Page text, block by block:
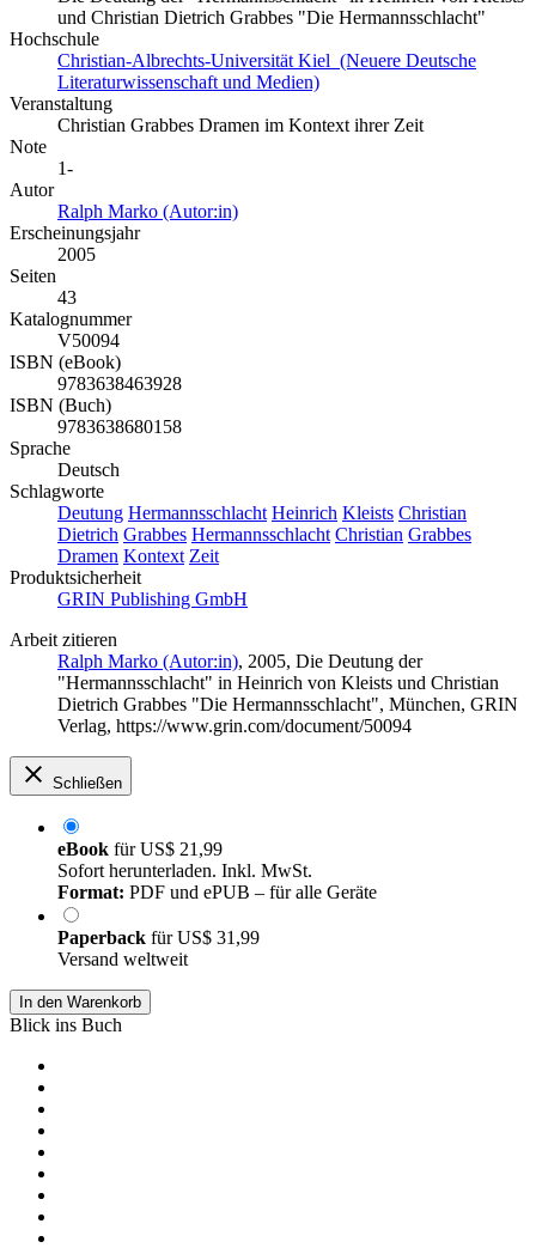
und Christian Dietrich Grabbes "Die Hermannsschlacht"
Hochschule
Christian-Albrechts-Universität Kiel (Neuere Deutsche
Literaturwissenschaft und Medien)
Veranstaltung
Christian Grabbes Dramen im Kontext ihrer Zeit
Note
1-
Autor
Ralph Marko (Autor:in)
Erscheinungsjahr
2005
Seiten
43
Katalognummer
V50094
ISBN (eBook)
9783638463928
ISBN (Buch)
9783638680158
Sprache
Deutsch
Schlagworte
Deutung Hermannsschlacht Heinrich Kleists Christian
Dietrich Grabbes Hermannsschlacht Christian Grabbes
Dramen Kontext Zeit
Produktsicherheit
GRIN Publishing GmbH
Arbeit zitieren
Ralph Marko (Autor:in), 2005, Die Deutung der
"Hermannsschlacht" in Heinrich von Kleists und Christian
Dietrich Grabbes "Die Hermannsschlacht", München, GRIN
Verlag, https://www.grin.com/document/50094
Schließen
eBook fürUS$ 21,99
Sofort herunterladen. Inkl. MwSt.
Format: PDF und ePUB – für alle Geräte
Paperback fürUS$ 31,99
Versand weltweit
In den Warenkorb
Blick ins Buch